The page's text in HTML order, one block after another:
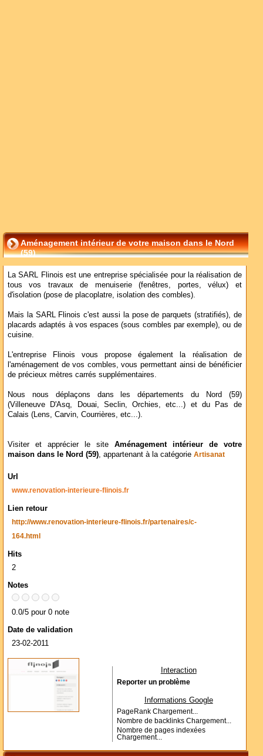
Aménagement intérieur de votre maison dans le Nord
(59)
La SARL Flinois est une entreprise spécialisée pour la réalisation de
tous vos travaux de menuiserie (fenêtres, portes, vélux) et
d'isolation (pose de placoplatre, isolation des combles).
Mais la SARL Flinois c'est aussi la pose de parquets (stratifiés), de
placards adaptés à vos espaces (sous combles par exemple), ou de
cuisine.
L'entreprise Flinois vous propose également la réalisation de
l'aménagement de vos combles, vous permettant ainsi de bénéficier
de précieux mètres carrés supplémentaires.
Nous nous déplaçons dans les départements du Nord (59)
(Villeneuve D'Asq, Douai, Seclin, Orchies, etc...) et du Pas de
Calais (Lens, Carvin, Courrières, etc...).
Visiter et apprécier le site Aménagement intérieur de votre
maison dans le Nord (59), appartenant à la catégorie Artisanat
Url
www.renovation-interieure-flinois.fr
Lien retour
http://www.renovation-interieure-flinois.fr/partenaires/c-
164.html
Hits
2
Notes
0.0/5 pour 0 note
Date de validation
23-02-2011
Interaction
Reporter un problème
Informations Google
PageRank Chargement...
Nombre de backlinks Chargement...
Nombre de pages indexées
Chargement...